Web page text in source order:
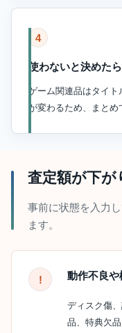
4
使わないと決めた
ゲーム関連品はタイ
が変わるため、まとめ
査定額が下が
事前に状態を入力
ます。
動作不良や
ディスク傷
品、特典欠